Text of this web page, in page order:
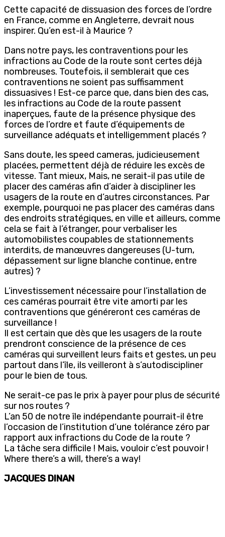
Cette capacité de dissuasion des forces de l’ordre
en France, comme en Angleterre, devrait nous
inspirer. Qu’en est-il à Maurice ?
Dans notre pays, les contraventions pour les
infractions au Code de la route sont certes déjà
nombreuses. Toutefois, il semblerait que ces
contraventions ne soient pas suffisamment
dissuasives ! Est-ce parce que, dans bien des cas,
les infractions au Code de la route passent
inaperçues, faute de la présence physique des
forces de l’ordre et faute d’équipements de
surveillance adéquats et intelligemment placés ?
Sans doute, les speed cameras, judicieusement
placées, permettent déjà de réduire les excès de
vitesse. Tant mieux, Mais, ne serait-il pas utile de
placer des caméras afin d’aider à discipliner les
usagers de la route en d’autres circonstances. Par
exemple, pourquoi ne pas placer des caméras dans
des endroits stratégiques, en ville et ailleurs, comme
cela se fait à l’étranger, pour verbaliser les
automobilistes coupables de stationnements
interdits, de manœuvres dangereuses (U-turn,
dépassement sur ligne blanche continue, entre
autres) ?
L’investissement nécessaire pour l’installation de
ces caméras pourrait être vite amorti par les
contraventions que généreront ces caméras de
surveillance !
Il est certain que dès que les usagers de la route
prendront conscience de la présence de ces
caméras qui surveillent leurs faits et gestes, un peu
partout dans l’île, ils veilleront à s’autodiscipliner
pour le bien de tous.
Ne serait-ce pas le prix à payer pour plus de sécurité
sur nos routes ?
L’an 50 de notre île indépendante pourrait-il être
l’occasion de l’institution d’une tolérance zéro par
rapport aux infractions du Code de la route ?
La tâche sera difficile ! Mais, vouloir c’est pouvoir !
Where there’s a will, there’s a way!
JACQUES DINAN